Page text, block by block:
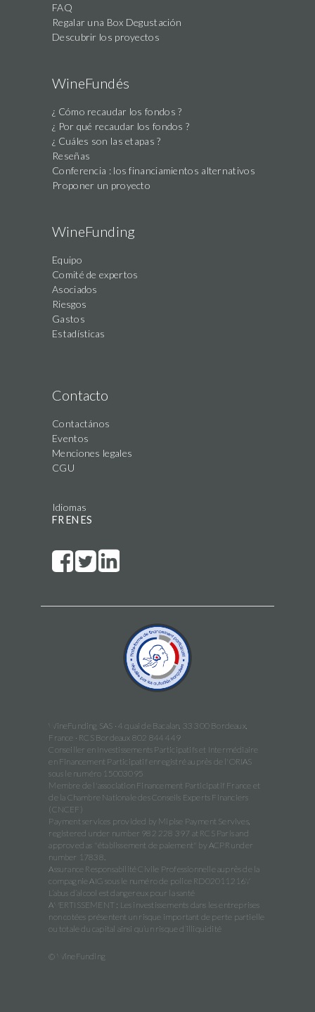
FAQ
Regalar una Box Degustación
Descubrir los proyectos
WineFundés
¿ Cómo recaudar los fondos ?
¿ Por qué recaudar los fondos ?
¿ Cuáles son las etapas ?
Reseñas
Conferencia : los financiamientos alternativos
Proponer un proyecto
WineFunding
Equipo
Comité de expertos
Asociados
Riesgos
Gastos
Estadísticas
Contacto
Contactános
Eventos
Menciones legales
CGU
Idiomas
FR EN ES
WineFunding SAS · 4 quai de Bacalan, 33 300 Bordeaux,
France · RCS Bordeaux 802 844 449
Conseiller en Investissements Participatifs et Intermédiaire
en Financement Participatif enregistré auprès de l'ORIAS
sous le numéro 15003095
Membre de l'association Financement Participatif France et
de la Chambre Nationale des Conseils Experts Financiers
(CNCEF)
Payment services provided by Mipise Payment Servives,
registered under number 982 228 397 at RCS Paris and
approved as "établissement de paiement" by ACPR under
number 17838.
Assurance Responsabilité Civile Professionnelle auprès de la
compagnie AIG sous le numéro de police RD02011216Y
L’abus d’alcool est dangereux pour la santé
AVERTISSEMENT : Les investissements dans les entreprises
non cotées présentent un risque important de perte partielle
ou totale du capital ainsi qu’un risque d’illiquidité
© WineFunding